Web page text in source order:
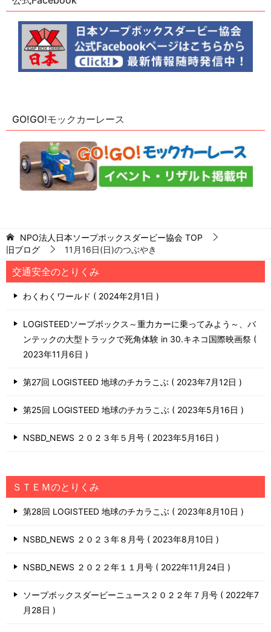
GO!GO!モックカーレース
NPO法人日本ソープボックスダービー協会 TOP
旧ブログ
11月16日(日)のつぶやき
交通安全のとりくみ
わくわくワールド 2024年2月1日
LOGISTEEDソープボックス～重力カーに乗ってみよう～、バ
ンテックの大型トラックで死角体験 in 30.キネコ国際映画祭
2023年11月6日
第27回 LOGISTEED 地球のチカラこぶ 2023年7月12日
第25回 LOGISTEED 地球のチカラこぶ 2023年5月16日
NSBD_NEWS ２０２３年５月号 2023年5月16日
ＳＴＥＭのとりくみ
第28回 LOGISTEED 地球のチカラこぶ 2023年8月10日
NSBD_NEWS ２０２３年８月号 2023年8月10日
NSBD_NEWS ２０２２年１１月号 2022年11月24日
ソープボックスダービーニュース２０２２年７月号
2022年7
月28日